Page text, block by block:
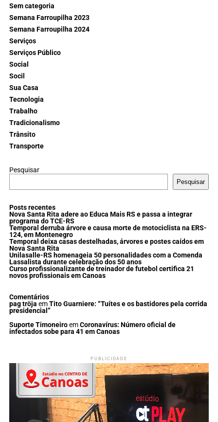
Sem categoria
Semana Farroupilha 2023
Semana Farroupilha 2024
Serviços
Serviços Público
Social
Socil
Sua Casa
Tecnologia
Trabalho
Tradicionalismo
Trânsito
Transporte
Pesquisar
Pesquisar
Posts recentes
Nova Santa Rita adere ao Educa Mais RS e passa a integrar
programa do TCE-RS
Temporal derruba árvore e causa morte de motociclista na ERS-
124, em Montenegro
Temporal deixa casas destelhadas, árvores e postes caídos em
Nova Santa Rita
Unilasalle-RS homenageia 50 personalidades com a Comenda
Lassalista durante celebração dos 50 anos
Curso profissionalizante de treinador de futebol certifica 21
novos profissionais em Canoas
Comentários
pag tröja emTito Guarniere: “Tuítes e os bastidores pela corrida
presidencial”
Suporte TimoneiroemCoronavírus: Número oficial de
infectados sobe para 41 em Canoas
PUBLICIDADE